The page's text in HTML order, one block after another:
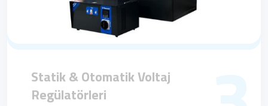
Statik & Otomatik Voltaj
Regülatörleri